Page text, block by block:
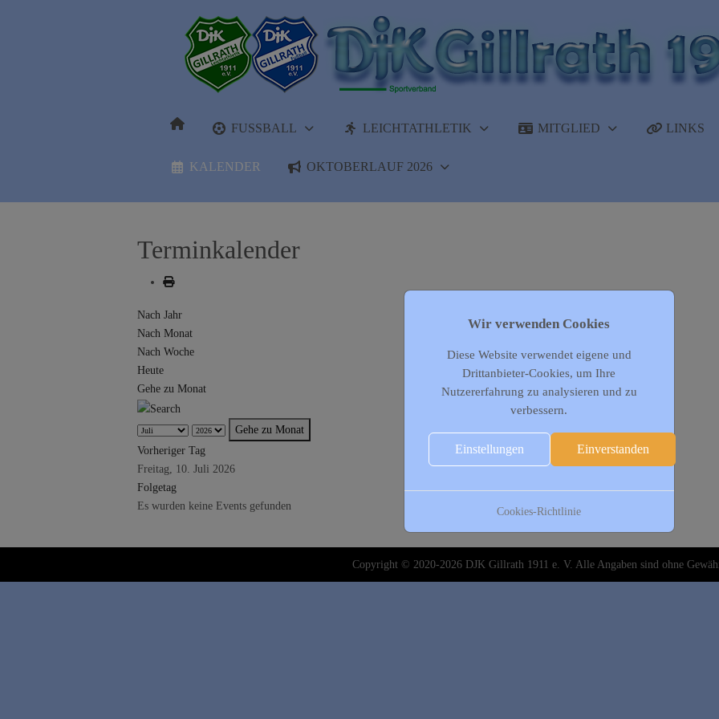
FUSSBALL LEICHTATHLETIK MITGLIED LINKS
KALENDER OKTOBERLAUF 2026
Terminkalender
Nach Jahr
Nach Monat
Nach Woche
Heute
Gehe zu Monat
Gehe zu Monat
Vorheriger Tag
Freitag, 10. Juli 2026
Folgetag
Es wurden keine Events gefunden
Copyright © 2020-2026 DJK Gillrath 1911 e. V. Alle Angaben sind ohne
Wir verwenden Cookies
Diese Website verwendet eigene und
Drittanbieter-Cookies, um Ihre
Nutzererfahrung zu analysieren und zu
verbessern.
Einstellungen Einverstanden
Cookies-Richtlinie